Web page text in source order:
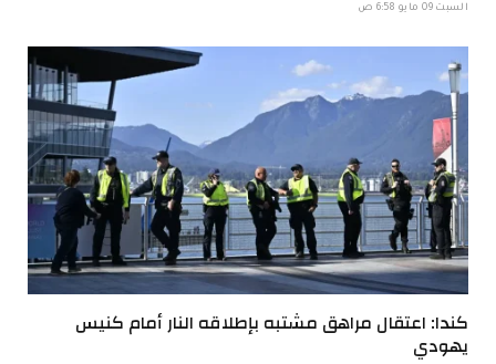
السبت 09 مايو 6:58 ص
كندا: اعتقال مراهق مشتبه بإطلاقه النار أمام كنيس
يهودي